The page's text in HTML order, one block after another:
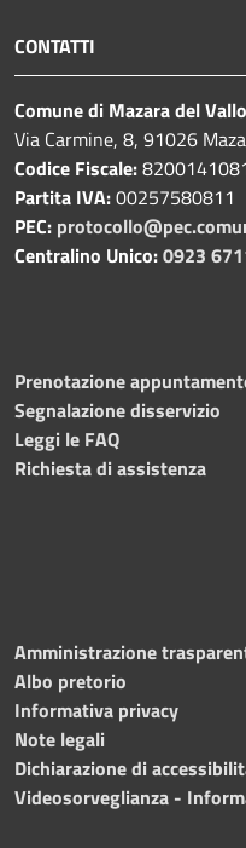
CONTATTI
Comune di Mazara del Vallo
Via Carmine, 8, 91026
Codice Fiscale:
Partita IVA:00257580811
PEC:
Centralino Unico:0923
Prenotazione
Segnalazione disservizio
Leggi le FAQ
Richiesta di assistenza
Amministrazione
Albo pretorio
Informativa privacy
Note legali
Dichiarazione di
Videosorveglianza -